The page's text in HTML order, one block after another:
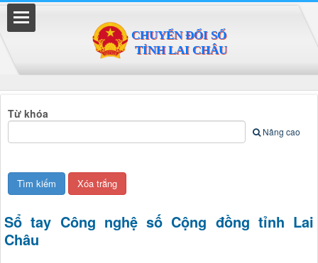
Từ khóa
Nâng cao
Sổ tay Công nghệ số Cộng đồng tỉnh Lai
Châu
Đã kết nối EMC